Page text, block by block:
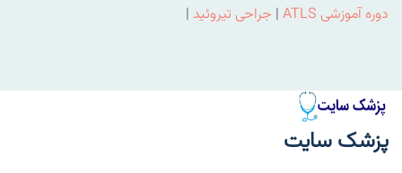
دوره آموزشی ATLS | جراحی تیروئید |
پزشک سایت